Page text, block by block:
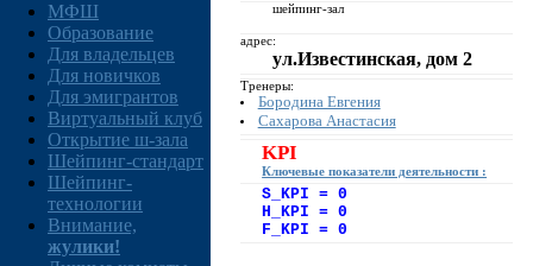
МФШ
Образование
Для владельцев
Для новичков
Для эмигрантов
Виртуальный клуб
Открытие ш-зала
Шейпинг-стандарт
Шейпинг-
технологии
Внимание,
жулики!
шейпинг-зал
адрес:
ул.Известинская, дом 2
Тренеры:
Бородина Евгения
Сахарова Анастасия
KPI
Ключевые показатели деятельности :
S_KPI = 0
H_KPI = 0
F_KPI = 0